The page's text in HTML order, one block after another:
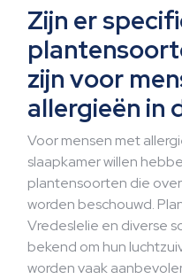
Zijn er
zijn voor
allergieën in
Voor mensen met
slaapkamer willen
plantensoorten die
worden beschouwd.
Vredeslelie en diverse
bekend om hun
worden vaak